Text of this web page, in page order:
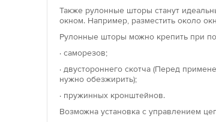
Также рулонные шторы станут
окном. Например, разместить около
Рулонные шторы можно крепить при
· саморезов;
· двустороннего скотча (Перед
нужно обезжирить);
· пружинных кронштейнов.
Возможна установка с управлением
Благодаря
защищает от
Модель
установки.
изделия не